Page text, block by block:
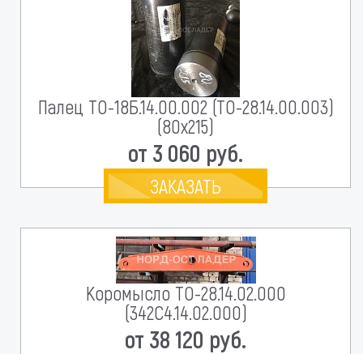
Палец ТО-18Б.14.00.002 (ТО-28.14.00.003)
(80х215)
от 3 060 руб.
ЗАКАЗАТЬ
Коромысло ТО-28.14.02.000
(342С4.14.02.000)
от 38 120 руб.